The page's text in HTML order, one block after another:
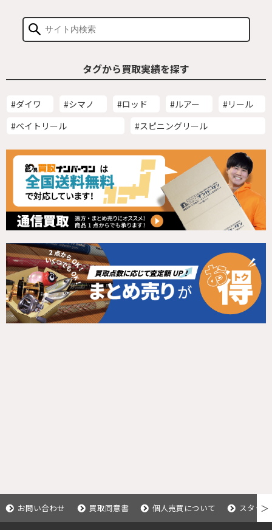
タグから買取実績を探す
#ダイワ #シマノ #ロッド #ルアー
#リール
#ベイトリール
#スピニングリール
お問い合わせ 買取同意書 個人売買について スタッ＞